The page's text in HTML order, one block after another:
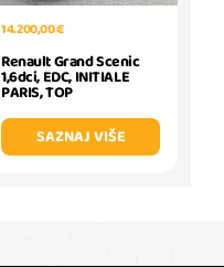
14.200,00 €
Renault Grand Scenic
1,6dci, EDC, INITIALE
PARIS, TOP
SAZNAJ VIŠE